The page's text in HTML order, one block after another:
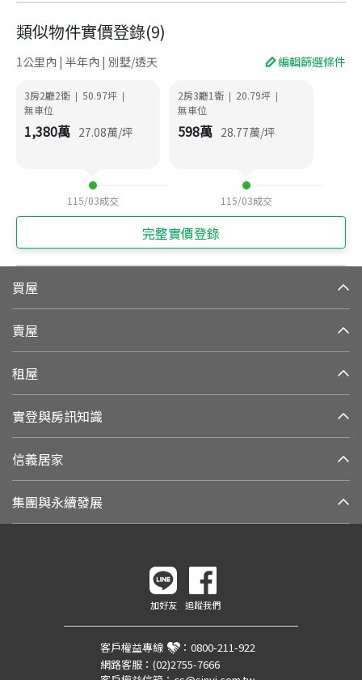
類似物件實價登錄(9)
1公里內 | 半年內 | 別墅/透天 編輯篩選條件
3房2廳2衛 | 50.97坪 |
無車位
1,380萬 27.08萬/坪
115/03成交
2房3廳1衛 | 20.79坪 |
無車位
598萬 28.77萬/坪
115/03成交
完整實價登錄
買屋
賣屋
租屋
實登與房訊知識
信義居家
集團與永續發展
加好友 追蹤我們
客戶權益專線 ： 0800-211-922
網路客服： (02)2755-7666